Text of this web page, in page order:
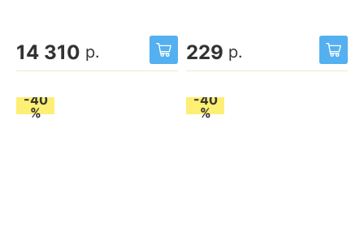
14 310 р. 229 р.
-40
%
-40
%